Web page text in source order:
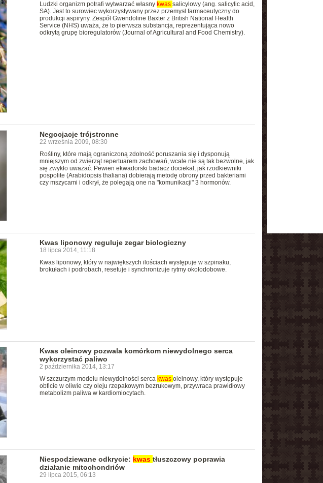
Ludzki organizm potrafi wytwarzać własny kwas salicylowy (ang. salicylic acid,
SA). Jest to surowiec wykorzystywany przez przemysł farmaceutyczny do
produkcji aspiryny. Zespół Gwendoline Baxter z British National Health
Service (NHS) uważa, że to pierwsza substancja, reprezentująca nowo
odkrytą grupę bioregulatorów (Journal of Agricultural and Food Chemistry).
Negocjacje trójstronne
22 września 2009, 08:30
Rośliny, które mają ograniczoną zdolność poruszania się i dysponują
mniejszym od zwierząt repertuarem zachowań, wcale nie są tak bezwolne, jak
się zwykło uważać. Pewien ekwadorski badacz dociekał, jak rzodkiewniki
pospolite (Arabidopsis thaliana) dobierają metodę obrony przed bakteriami
czy mszycami i odkrył, że polegają one na "komunikacji" 3 hormonów.
Kwas liponowy reguluje zegar biologiczny
18 lipca 2014, 11:18
Kwas liponowy, który w największych ilościach występuje w szpinaku,
brokułach i podrobach, resetuje i synchronizuje rytmy okołodobowe.
Kwas oleinowy pozwala komórkom niewydolnego serca
wykorzystać paliwo
2 października 2014, 13:17
W szczurzym modelu niewydolności serca kwas oleinowy, który występuje
obficie w oliwie czy oleju rzepakowym bezrukowym, przywraca prawidłowy
metabolizm paliwa w kardiomiocytach.
Niespodziewane odkrycie: kwas tłuszczowy poprawia
działanie mitochondriów
29 lipca 2015, 06:13